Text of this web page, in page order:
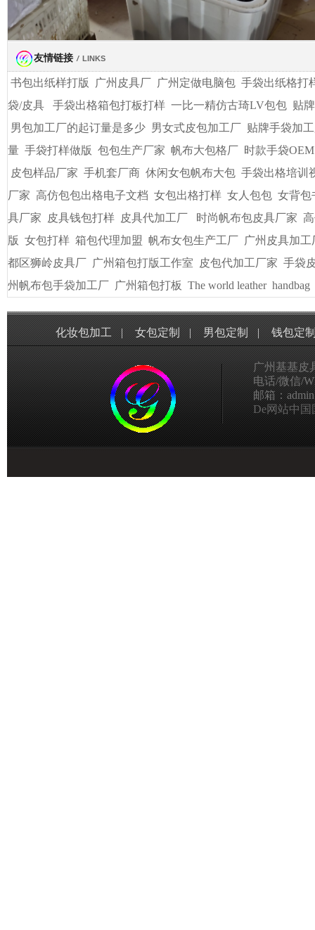
友情链接 / LINKS
书包出纸样打版 广州皮具厂 广州定做电脑包 手袋出纸格打
袋/皮具
手袋出格箱包打板打样 一比一精仿古琦LV包包 贴
男包加工厂的起订量是多少 男女式皮包加工厂 贴牌手袋加
量 手袋打样做版 包包生产厂家 帆布大包格厂 时款手袋OEM
皮包样品厂家 手机套厂商 休闲女包帆布大包 手袋出格培训
厂家 高仿包包出格电子文档 女包出格打样 女人包包 女背包
具厂家
皮具钱包打样 皮具代加工厂 时尚帆布包皮具厂家
版 女包打样 箱包代理加盟 帆布女包生产工厂 广州皮具加工
都区狮岭皮具厂 广州箱包打版工作室 皮包代加工厂家 手袋
州帆布包手袋加工厂 广州箱包打板 The world leather handbag
化妆包加工 | 女包定制 | 男包定制 | 钱包定
广州基基皮
电话/微信/
邮箱：
De网站中国